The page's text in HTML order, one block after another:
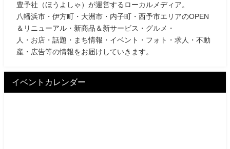
豊予社（ほうよしゃ）が運営するローカルメディア。
八幡浜市・伊方町・大洲市・内子町・西予市エリアのOPEN
＆リニューアル・新商品＆新サービス・グルメ・
人・お店・話題・まち情報・イベント・フォト・求人・不動
産・広告等の情報をお届けしていきます。
イベントカレンダー